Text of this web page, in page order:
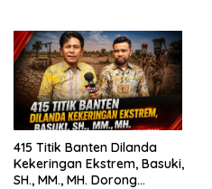
415 Titik Banten Dilanda
Kekeringan Ekstrem, Basuki,
SH., MM., MH. Dorong